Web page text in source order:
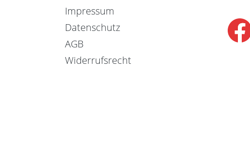
Impressum
Datenschutz
AGB
Widerrufsrecht